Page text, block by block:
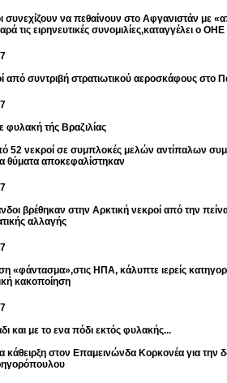
συνεχίζουν να πεθαίνουν στο Αφγανιστάν με
τις ειρηνευτικές συνομιλίες,καταγγέλει ο ΟΗΕ
από συντριβή στρατιωτικού αεροσκάφους στο
φυλακή τής Βραζιλίας
52 νεκροί σε συμπλοκές μελών αντίπαλων
θύματα αποκεφαλίστηκαν
βρέθηκαν στην Αρκτική νεκροί από την
αλλαγής
«φάντασμα»,στις ΗΠΑ, κάλυπτε ιερείς
κακοποίηση
και με το ενα πόδι εκτός φυλακής...
κάθειρξη στον Επαμεινώνδα Κορκονέα για την